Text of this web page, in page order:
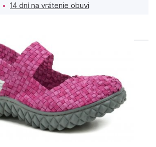
14 dní na vrátenie obuvi
PRODUKTY